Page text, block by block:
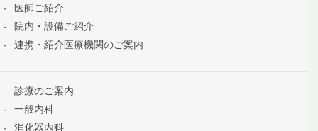
医師ご紹介
院内・設備ご紹介
連携・紹介医療機関のご案内
診療のご案内
一般内科
消化器内科